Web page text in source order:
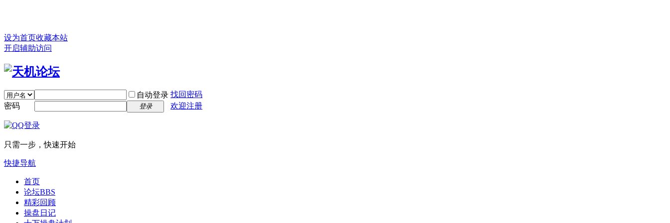
设为首页收藏本站
开启辅助访问
自动登录 找回密码
密码
登录 欢迎注册
只需一步，快速开始
快捷导航
首页
论坛BBS
精彩回顾
操盘日记